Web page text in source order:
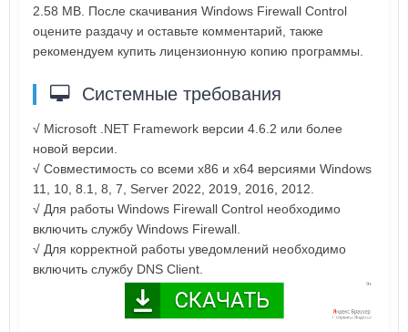
2.58 MB. После скачивания Windows Firewall Control
оцените раздачу и оставьте комментарий, также
рекомендуем купить лицензионную копию программы.
Системные требования
√ Microsoft .NET Framework версии 4.6.2 или более
новой версии.
√ Совместимость со всеми x86 и x64 версиями Windows
11, 10, 8.1, 8, 7, Server 2022, 2019, 2016, 2012.
√ Для работы Windows Firewall Control необходимо
включить службу Windows Firewall.
√ Для корректной работы уведомлений необходимо
включить службу DNS Client.